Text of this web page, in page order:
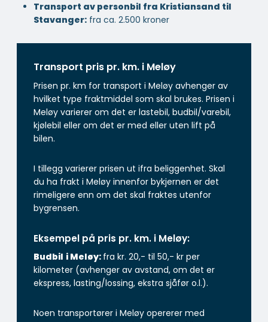
Transport av personbil fra Kristiansand til
Stavanger: fra ca. 2.500 kroner
Transport pris pr. km. i Meløy
Prisen pr. km for transport i Meløy avhenger av
hvilket type fraktmiddel som skal brukes. Prisen i
Meløy varierer om det er lastebil, budbil/varebil,
kjølebil eller om det er med eller uten lift på
bilen.
I tillegg varierer prisen ut ifra beliggenhet. Skal
du ha frakt i Meløy innenfor bykjernen er det
rimeligere enn om det skal fraktes utenfor
bygrensen.
Eksempel på pris pr. km. i Meløy:
Budbil i Meløy: fra kr. 20,- til 50,- kr per
kilometer (avhenger av avstand, om det er
ekspress, lasting/lossing, ekstra sjåfør o.l.).
Noen transportører i Meløy opererer med